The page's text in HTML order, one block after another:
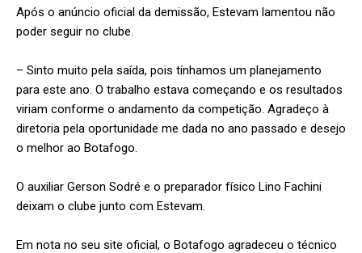
Após o anúncio oficial da demissão, Estevam lamentou não
poder seguir no clube.
– Sinto muito pela saída, pois tínhamos um planejamento
para este ano. O trabalho estava começando e os resultados
viriam conforme o andamento da competição. Agradeço à
diretoria pela oportunidade me dada no ano passado e desejo
o melhor ao Botafogo.
O auxiliar Gerson Sodré e o preparador físico Lino Fachini
deixam o clube junto com Estevam.
Em nota no seu site oficial, o Botafogo agradeceu o técnico